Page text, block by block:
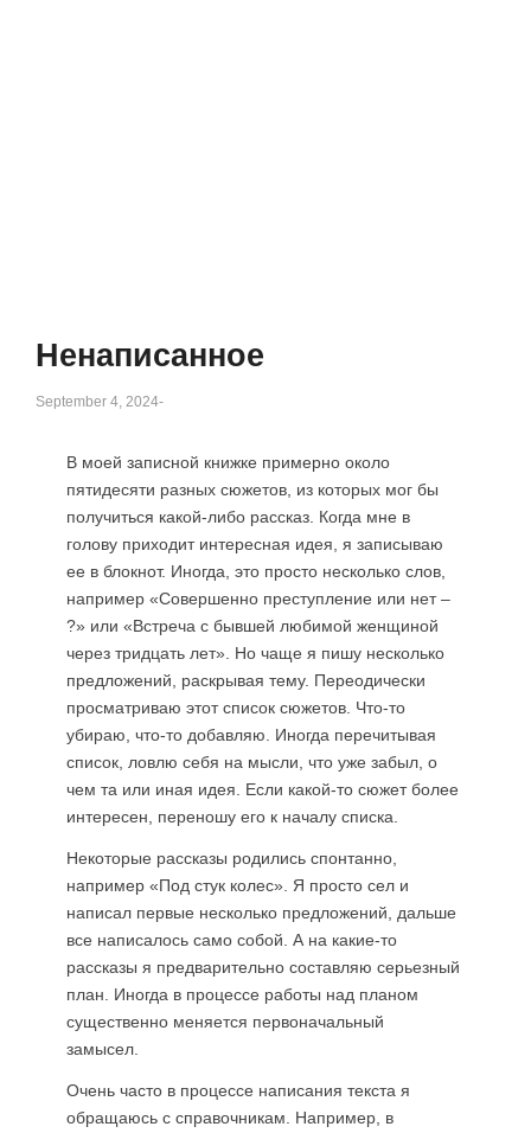
Ненаписанное
September 4, 2024-
В моей записной книжке примерно около
пятидесяти разных сюжетов, из которых мог бы
получиться какой-либо рассказ. Когда мне в
голову приходит интересная идея, я записываю
ее в блокнот. Иногда, это просто несколько слов,
например «Совершенно преступление или нет –
?» или «Встреча с бывшей любимой женщиной
через тридцать лет». Но чаще я пишу несколько
предложений, раскрывая тему. Переодически
просматриваю этот список сюжетов. Что-то
убираю, что-то добавляю. Иногда перечитывая
список, ловлю себя на мысли, что уже забыл, о
чем та или иная идея. Если какой-то сюжет более
интересен, переношу его к началу списка.
Некоторые рассказы родились спонтанно,
например «Под стук колес». Я просто сел и
написал первые несколько предложений, дальше
все написалось само собой. А на какие-то
рассказы я предварительно составляю серьезный
план. Иногда в процессе работы над планом
существенно меняется первоначальный
замысел.
Очень часто в процессе написания текста я
обращаюсь с справочникам. Например, в